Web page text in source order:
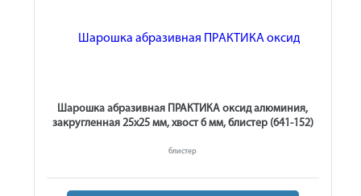
Шарошка абразивная ПРАКТИКА оксид алюминия,
закругленная 25х25 мм, хвост 6 мм, блистер (641-152)
блистер